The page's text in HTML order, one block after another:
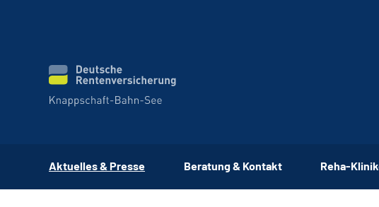
Aktuelles & Presse Beratung & Kontakt Reha-